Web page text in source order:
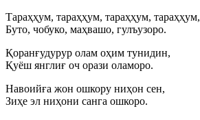
Тараҳҳум, тараҳҳум, тараҳҳум, тараҳҳум,
Буто, чобуко, маҳвашо, гулъузоро.
Қоранғудурур олам оҳим тунидин,
Қуёш янглиғ оч орази оламоро.
Навоийға жон ошкору ниҳон сен,
Зиҳе эл ниҳони санга ошкоро.